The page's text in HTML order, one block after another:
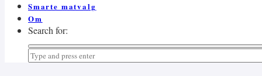
Smarte matvalg
Om
Search for: